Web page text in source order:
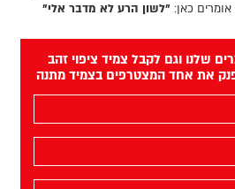
אומרים כאן: "לשון הרע לא מדבר אלי"
שלנו וגם לקבל צמיד ציפוי זהב
את אחד המצטרפים בצמיד מתנה